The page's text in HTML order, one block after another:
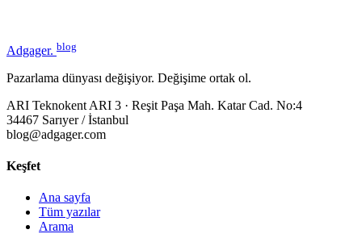
Adgager. blog
Pazarlama dünyası değişiyor. Değişime ortak ol.
ARI Teknokent ARI 3 · Reşit Paşa Mah. Katar Cad. No:4
34467 Sarıyer / İstanbul
blog@adgager.com
Keşfet
Ana sayfa
Tüm yazılar
Arama